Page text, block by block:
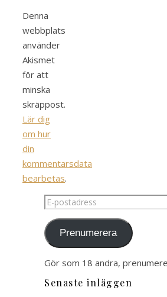
Denna
webbplats
använder
Akismet
för att
minska
skräppost.
Lär dig
om hur
din
kommentarsdata
bearbetas.
E-
postadress
Prenumerera
Gör som 18 andra,
Senaste inläggen